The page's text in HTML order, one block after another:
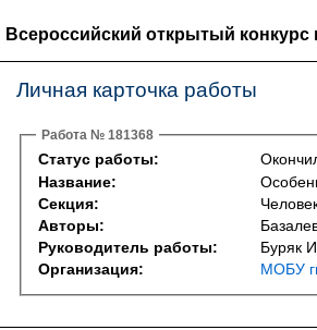
Всероссийский открытый
Личная карточка работы
Работа № 181368
Статус работы:
Название:
Секция:
Авторы:
Руководитель работы:
Буряк
Организация:
МОБУ